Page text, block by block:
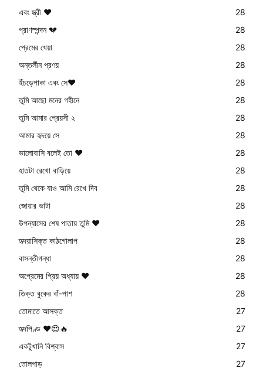
এবং স্ত্রী ❤️
28
প্রাণস্পন্দন 💔
28
প্রেমের খেয়া
28
অন্তর্লীন প্রণয়
28
ইঁচড়েপাকা এবং সে❤️
28
তুমি আছো মনের গহীনে
28
তুমি আমার প্রেয়সী ২
28
আমার হৃদয়ে সে
28
ভালোবাসি বলেই তো ❤️
28
হাতটা রেখো বাড়িয়ে
28
তুমি থেকে যাও আমি রেখে দিব
28
জোয়ার ভাটা
28
উপন্যাসের শেষ পাতায় তুমি ❤️
28
হৃদয়াসিক্ত কাঠগোলাপ
28
বাসন্তীগন্ধা
28
অপ্রেমের প্রিয় অধ্যায় ❤️
28
তিক্ত বুকের বাঁ-পাশ
28
তোমাতে আসক্ত
27
হৃদপিণ্ড ❤😍🔥
27
একটুখানি বিশ্বাস
27
তোলপাড়
27